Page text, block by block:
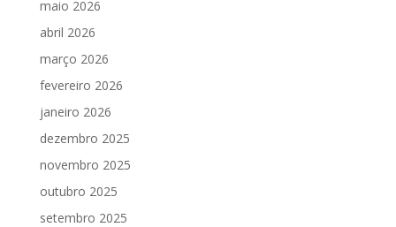
maio 2026
abril 2026
março 2026
fevereiro 2026
janeiro 2026
dezembro 2025
novembro 2025
outubro 2025
setembro 2025